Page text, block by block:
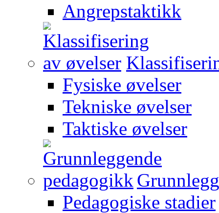
Angrepstaktikk
Fysiske øvelser
Tekniske øvelser
Taktiske øvelser
Pedagogiske stadier